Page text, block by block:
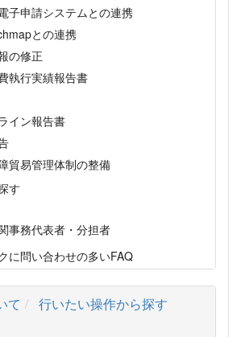
子申請システムとの連携
との連携
の修正
執行実績報告書
イン報告書
貿易管理体制の整備
す
事務代表者・分担者
に問い合わせの多いFAQ
て
行いたい操作から探す